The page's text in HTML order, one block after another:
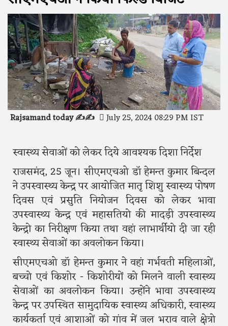
Rajsamand today ✍️✍️ July 25, 2024 08:29 PM IST
स्वास्थ्य सेवाओं को लेकर दिये आवश्यक दिशा निर्देश
राजसमंद, 25 जून। सीएमएचओ डॉ हेमन्त कुमार बिन्दल
ने उपस्वास्थ्य केन्द्र पर आयोजित मातृ शिशु स्वास्थ्य पोषण
दिवस एवं प्रसुति नियोजन दिवस को लेकर भावा
उपस्वास्थ्य केन्द्र एवं महासतियो की मादड़ी उपस्वास्थ्य
केन्द्रो का निरीक्षण किया तथा वहां लाभार्थीयो दी जा रही
स्वास्थ्य सेवाओं का अवलोकन किया।
सीएमएचओ डॉ हेमन्त कुमार ने वहां गर्भवती महिलाओं,
बच्चो एवं किशोर - किशोरीयों को मिलने वाली स्वास्थ्य
सेवाओं का अवलोकन किया। उन्होंने भावा उपस्वास्थ्य
केन्द्र पर उपस्थित सामुदायिक स्वास्थ्य अधिकारी, स्वास्थ्य
कार्यकर्ता एवं आशाओं को गांव में जल भराव वाले क्षेत्रो